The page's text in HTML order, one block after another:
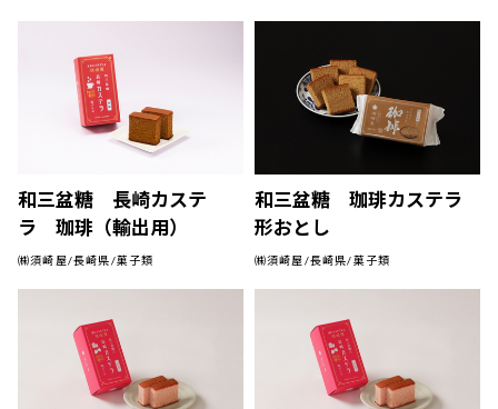
和三盆糖 長崎カステ
ラ 珈琲（輸出用）
㈱須崎屋/長崎県/菓子類
和三盆糖 珈琲カステラ
形おとし
㈱須崎屋/長崎県/菓子類